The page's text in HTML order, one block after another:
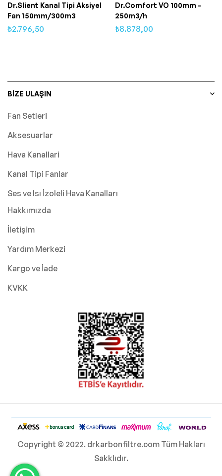
Dr.Slient Kanal Tipi Aksiyel
Fan 150mm/300m3
₺2.796,50
Dr.Comfort VO 100mm –
250m3/h
₺8.878,00
BIZE ULAŞIN
Fan Setleri
Aksesuarlar
Hava Kanallari
Kanal Tipi Fanlar
Ses ve Isı İzoleli Hava Kanalları
Hakkımızda
İletişim
Yardım Merkezi
Kargo ve İade
KVKK
Copyright © 2022. drkarbonfiltre.com Tüm Hakları
Sakklıdır.